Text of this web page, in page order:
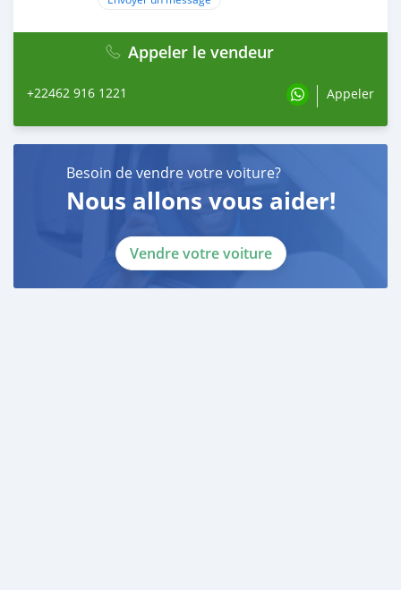
Appeler le vendeur
+22462 916 1221 Appeler
Besoin de vendre votre voiture?
Nous allons vous aider!
Vendre votre voiture